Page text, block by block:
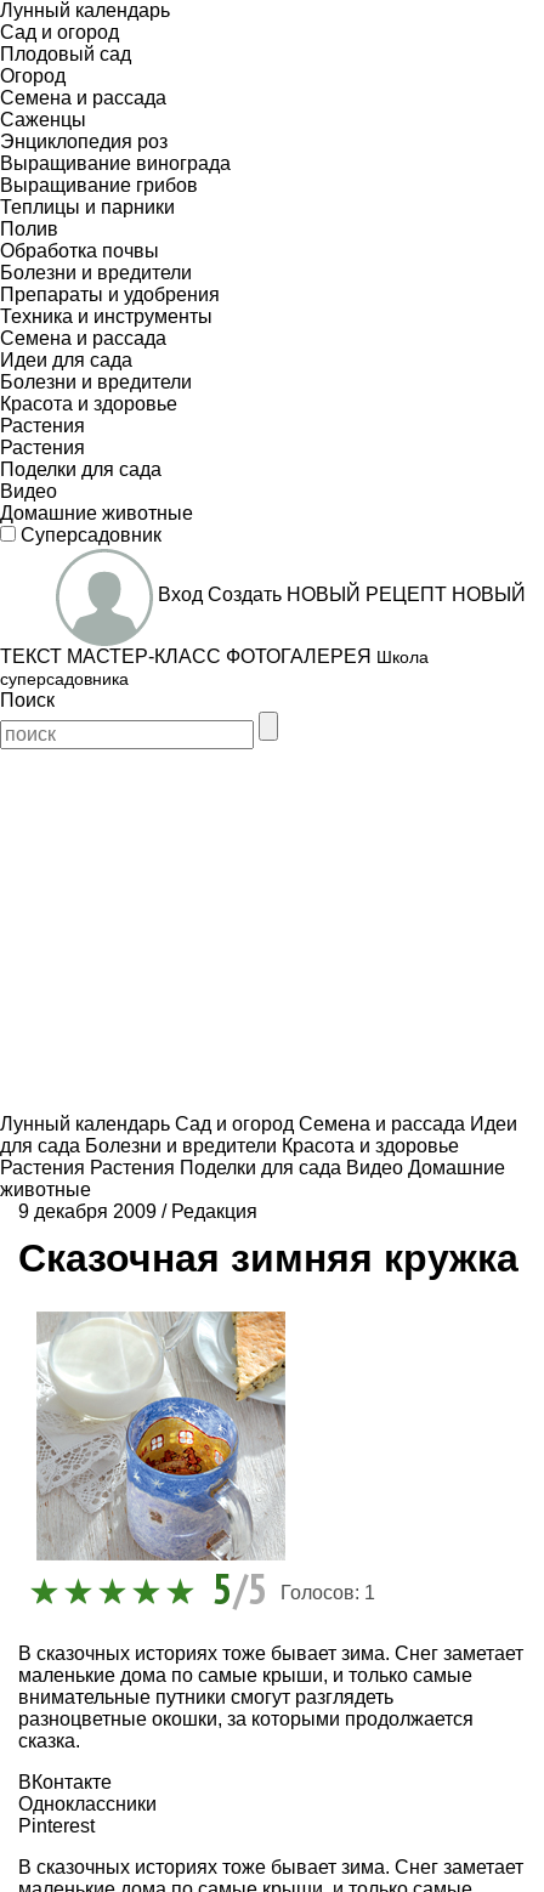
Лунный календарь
Сад и огород
Плодовый сад
Огород
Семена и рассада
Саженцы
Энциклопедия роз
Выращивание винограда
Выращивание грибов
Теплицы и парники
Полив
Обработка почвы
Болезни и вредители
Препараты и удобрения
Техника и инструменты
Семена и рассада
Идеи для сада
Болезни и вредители
Красота и здоровье
Растения
Растения
Поделки для сада
Видео
Домашние животные
Суперсадовник
Вход Создать НОВЫЙ РЕЦЕПТ НОВЫЙ
ТЕКСТ МАСТЕР-КЛАСС ФОТОГАЛЕРЕЯ Школа
суперсадовника
Поиск
Лунный календарь Сад и огород Семена и рассада Идеи
для сада Болезни и вредители Красота и здоровье
Растения Растения Поделки для сада Видео Домашние
животные
9 декабря 2009 / Редакция
Сказочная зимняя кружка
5/5 Голосов: 1
В сказочных историях тоже бывает зима. Снег заметает
маленькие дома по самые крыши, и только самые
внимательные путники смогут разглядеть
разноцветные окошки, за которыми продолжается
сказка.
ВКонтакте
Одноклассники
Pinterest
В сказочных историях тоже бывает зима. Снег заметает